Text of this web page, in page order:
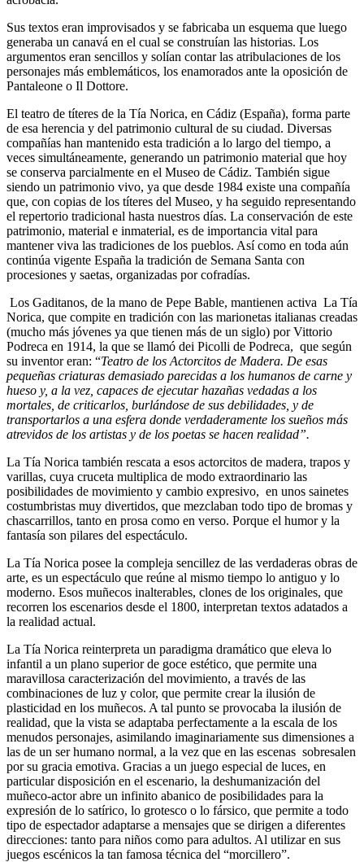
Sus textos eran improvisados y se fabricaba un esquema que luego
generaba un canavá en el cual se construían las historias. Los
argumentos eran sencillos y solían contar las atribulaciones de los
personajes más emblemáticos, los enamorados ante la oposición de
Pantaleone o Il Dottore.
El teatro de títeres de la Tía Norica, en Cádiz (España), forma parte
de esa herencia y del patrimonio cultural de su ciudad. Diversas
compañías han mantenido esta tradición a lo largo del tiempo, a
veces simultáneamente, generando un patrimonio material que hoy
se conserva parcialmente en el Museo de Cádiz. También sigue
siendo un patrimonio vivo, ya que desde 1984 existe una compañía
que, con copias de los títeres del Museo, y ha seguido representando
el repertorio tradicional hasta nuestros días. La conservación de este
patrimonio, material e inmaterial, es de importancia vital para
mantener viva las tradiciones de los pueblos. Así como en toda aún
continúa vigente España la tradición de Semana Santa con
procesiones y saetas, organizadas por cofradías.
Los Gaditanos, de la mano de Pepe Bable, mantienen activa La Tía
Norica, que compite en tradición con las marionetas italianas creadas
(mucho más jóvenes ya que tienen más de un siglo) por Vittorio
Podreca en 1914, la que se llamó dei Picolli de Podreca, que según
su inventor eran: “Teatro de los Actorcitos de Madera. De esas
pequeñas criaturas demasiado parecidas a los humanos de carne y
hueso y, a la vez, capaces de ejecutar hazañas vedadas a los
mortales, de criticarlos, burlándose de sus debilidades, y de
transportarlos a una esfera donde verdaderamente los sueños más
atrevidos de los artistas y de los poetas se hacen realidad”.
La Tía Norica también rescata a esos actorcitos de madera, trapos y
varillas, cuya cruceta multiplica de modo extraordinario las
posibilidades de movimiento y cambio expresivo, en unos sainetes
costumbristas muy divertidos, que mezclaban todo tipo de bromas y
chascarrillos, tanto en prosa como en verso. Porque el humor y la
fantasía son pilares del espectáculo.
La Tía Norica posee la compleja sencillez de las verdaderas obras de
arte, es un espectáculo que reúne al mismo tiempo lo antiguo y lo
moderno. Esos muñecos inalterables, clones de los originales, que
recorren los escenarios desde el 1800, interpretan textos adatados a
la realidad actual.
La Tía Norica reinterpreta un paradigma dramático que eleva lo
infantil a un plano superior de goce estético, que permite una
maravillosa caracterización del movimiento, a través de las
combinaciones de luz y color, que permite crear la ilusión de
plasticidad en los muñecos. A tal punto se provocaba la ilusión de
realidad, que la vista se adaptaba perfectamente a la escala de los
menudos personajes, asimilando imaginariamente sus dimensiones a
las de un ser humano normal, a la vez que en las escenas sobresalen
por su gracia emotiva. Gracias a un juego especial de luces, en
particular disposición en el escenario, la deshumanización del
muñeco-actor abre un infinito abanico de posibilidades para la
expresión de lo satírico, lo grotesco o lo fársico, que permite a todo
tipo de espectador adaptarse a mensajes que se dirigen a diferentes
direcciones: tanto para niños como para adultos. Al utilizar en sus
juegos escénicos la tan famosa técnica del “morcillero”.